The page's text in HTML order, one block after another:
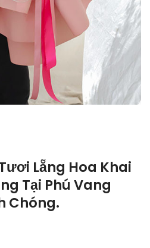
Lẵng Hoa Khai
Tại Phú Vang
Chóng.